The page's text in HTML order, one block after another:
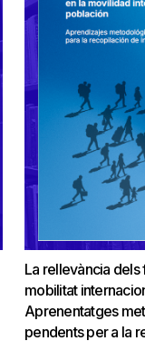
La rellevància dels
mobilitat
Aprenentatges
pendents per a la